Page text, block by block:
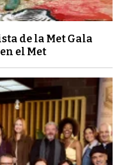
de la Met Gala
el Met